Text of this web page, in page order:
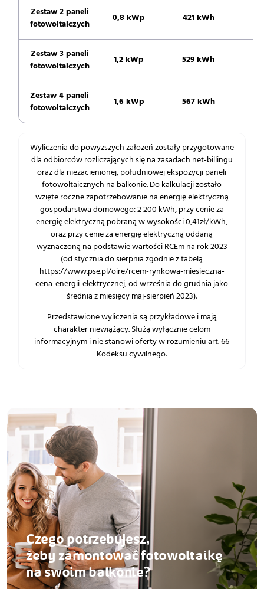
Zestaw 2 paneli
fotowoltaiczych
0,8 kWp 421 kWh
Zestaw 3 paneli
fotowoltaiczych
1,2 kWp 529 kWh
Zestaw 4 paneli
fotowoltaiczych
1,6 kWp 567 kWh
Wyliczenia do powyższych założeń zostały przygotowane
dla odbiorców rozliczających się na zasadach net-billingu
oraz dla niezacienionej, południowej ekspozycji paneli
fotowoltaicznych na balkonie. Do kalkulacji zostało
wzięte roczne zapotrzebowanie na energię elektryczną
gospodarstwa domowego: 2 200 kWh, przy cenie za
energię elektryczną pobraną w wysokości 0,41zł/kWh,
oraz przy cenie za energię elektryczną oddaną
wyznaczoną na podstawie wartości RCEm na rok 2023
(od stycznia do sierpnia zgodnie z tabelą
https://www.pse.pl/oire/rcem-rynkowa-miesieczna-
cena-energii-elektrycznej, od września do grudnia jako
średnia z miesięcy maj-sierpień 2023).
Przedstawione wyliczenia są przykładowe i mają
charakter niewiążący. Służą wyłącznie celom
informacyjnym i nie stanowi oferty w rozumieniu art. 66
Kodeksu cywilnego.
Czego potrzebujesz,
żeby zamontować fotowoltaikę
na swoim balkonie?